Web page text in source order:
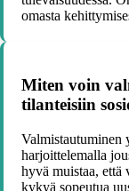
omasta
Miten voin
tilanteisiin
Valmistautuminen
harjoittelemalla
hyvä muistaa, että
kykyä sopeutua